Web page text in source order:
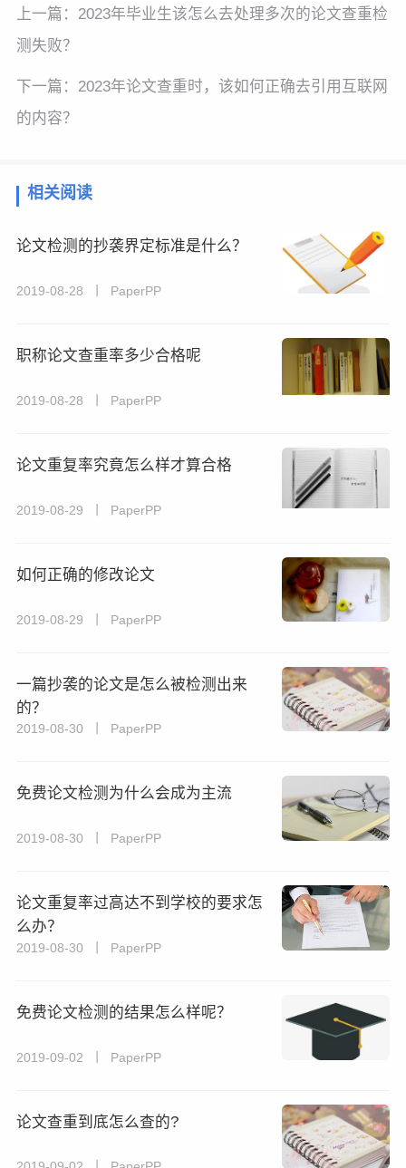
上一篇： 2023年毕业生该怎么去处理多次的论文查重检
测失败？
下一篇： 2023年论文查重时，该如何正确去引用互联网
的内容？
相关阅读
论文检测的抄袭界定标准是什么？
2019-08-28 丨 PaperPP
职称论文查重率多少合格呢
2019-08-28 丨 PaperPP
论文重复率究竟怎么样才算合格
2019-08-29 丨 PaperPP
如何正确的修改论文
2019-08-29 丨 PaperPP
一篇抄袭的论文是怎么被检测出来
的？
2019-08-30 丨 PaperPP
免费论文检测为什么会成为主流
2019-08-30 丨 PaperPP
论文重复率过高达不到学校的要求怎
么办？
2019-08-30 丨 PaperPP
免费论文检测的结果怎么样呢？
2019-09-02 丨 PaperPP
论文查重到底怎么查的?